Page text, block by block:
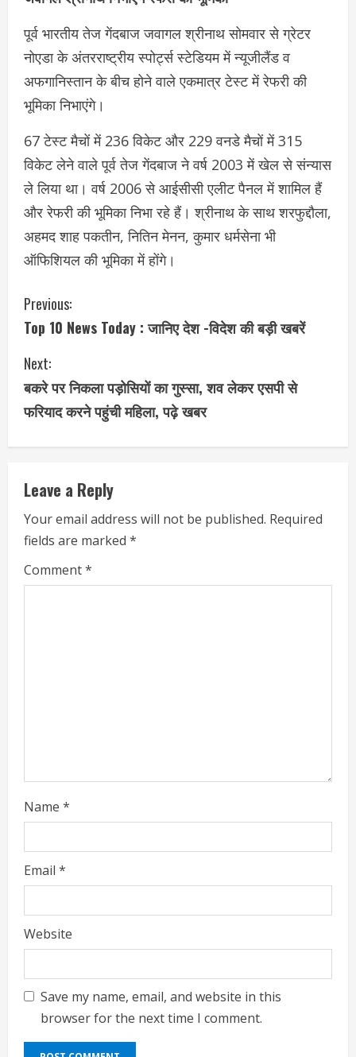
पूर्व भारतीय तेज गेंदबाज जवागल श्रीनाथ सोमवार से ग्रेटर
नोएडा के अंतरराष्ट्रीय स्पोर्ट्स स्टेडियम में न्यूजीलैंड व
अफगानिस्तान के बीच होने वाले एकमात्र टेस्ट में रेफरी की
भूमिका निभाएंगे।
67 टेस्ट मैचों में 236 विकेट और 229 वनडे मैचों में 315
विकेट लेने वाले पूर्व तेज गेंदबाज ने वर्ष 2003 में खेल से संन्यास
ले लिया था। वर्ष 2006 से आईसीसी एलीट पैनल में शामिल हैं
और रेफरी की भूमिका निभा रहे हैं। श्रीनाथ के साथ शरफुद्दौला,
अहमद शाह पकतीन, नितिन मेनन, कुमार धर्मसेना भी
ऑफिशियल की भूमिका में होंगे।
C
o
n
t
i
n
u
e
R
g
Previous:
Top 10 News Today : जानिए देश -विदेश की बड़ी खबरें
Next:
बकरे पर निकला पड़ोसियों का गुस्सा, शव लेकर एसपी से
फरियाद करने पहुंची महिला, पढ़े खबर
Leave a Reply
Your email address will not be published. Required
fields are marked *
Comment*
Name *
Email *
Website
Save my name, email, and website in this
browser for the next time I comment.